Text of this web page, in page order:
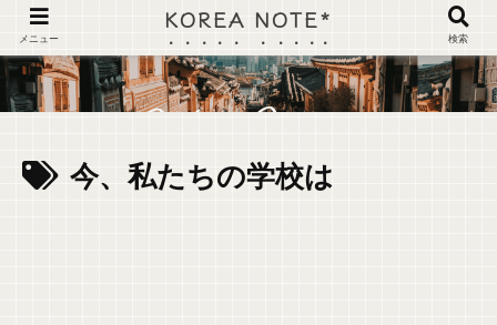
今、私たちの学校は
メニュー
KOREA NOTE*
検索